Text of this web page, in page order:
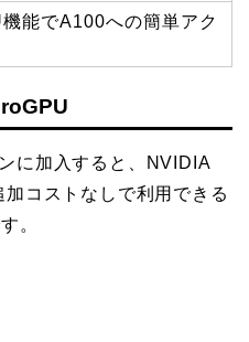
能でA100への簡単アク
に加入すると、NVIDIA
コストなしで利用できる
。